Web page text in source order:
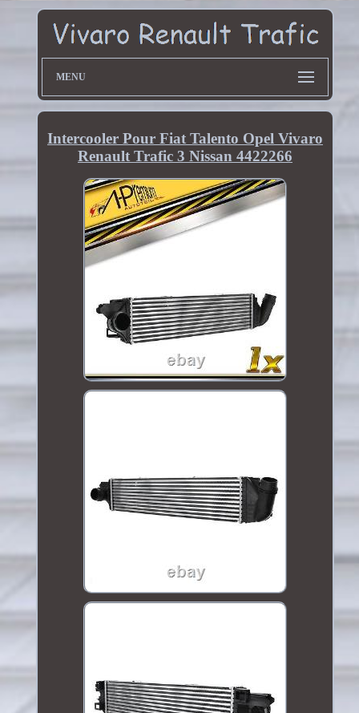
MENU
Intercooler Pour Fiat Talento Opel Vivaro
Renault Trafic 3 Nissan 4422266